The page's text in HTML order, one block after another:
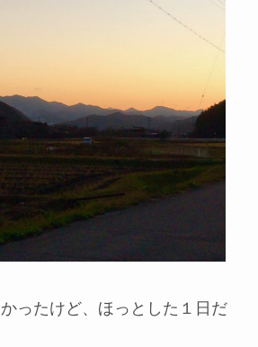
ったけど、ほっとした１日だ